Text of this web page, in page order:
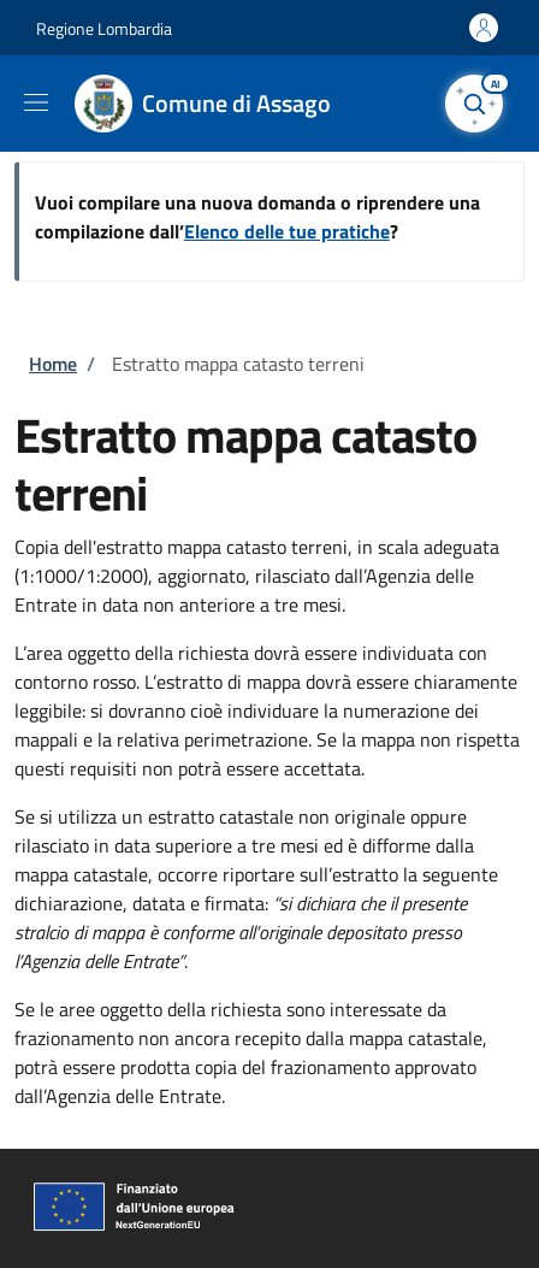
Regione Lombardia
Comune di Assago
AI
Vuoi compilare una nuova domanda o riprendere una
compilazione dall’Elenco delle tue pratiche?
Briciole di pane
Home / Estratto mappa catasto terreni
Estratto mappa catasto
terreni
Copia dell'estratto mappa catasto terreni, in scala adeguata
(1:1000/1:2000), aggiornato, rilasciato dall’Agenzia delle
Entrate in data non anteriore a tre mesi.
L’area oggetto della richiesta dovrà essere individuata con
contorno rosso. L’estratto di mappa dovrà essere chiaramente
leggibile: si dovranno cioè individuare la numerazione dei
mappali e la relativa perimetrazione. Se la mappa non rispetta
questi requisiti non potrà essere accettata.
Se si utilizza un estratto catastale non originale oppure
rilasciato in data superiore a tre mesi ed è difforme dalla
mappa catastale, occorre riportare sull’estratto la seguente
dichiarazione, datata e firmata: “si dichiara che il presente
stralcio di mappa è conforme all’originale depositato presso
l’Agenzia delle Entrate”.
Se le aree oggetto della richiesta sono interessate da
frazionamento non ancora recepito dalla mappa catastale,
potrà essere prodotta copia del frazionamento approvato
dall’Agenzia delle Entrate.